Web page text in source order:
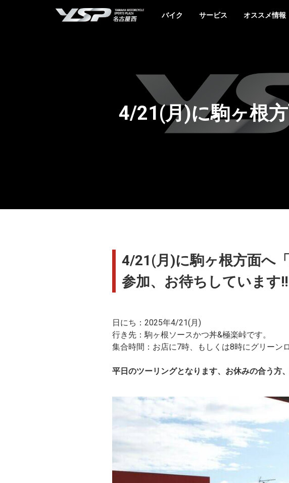
YSP名古屋西
バイク サービス オススメ情報
4/21(月)に駒ヶ根
4/21(月)に駒ヶ根方面へ
参加、お待ちしています!!
日にち：2025年4/21(月)
行き先：駒ヶ根ソースかつ丼&極楽峠です。
集合時間：お店に7時、もしくは8時にグリーン
平日のツーリングとなります、お休みの合う方